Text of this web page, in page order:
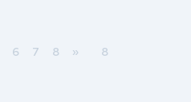
6 7 8 » 8